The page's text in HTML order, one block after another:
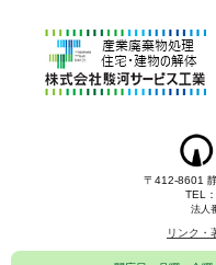
〒412-8601
TEL
法人
リンク・